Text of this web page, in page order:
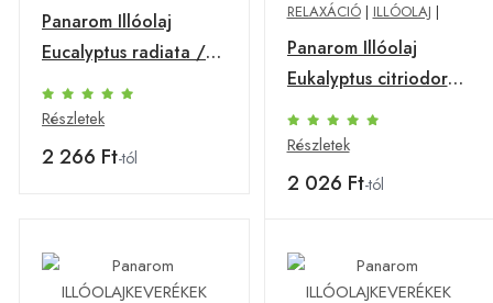
Panarom Illóolaj
Eucalyptus radiata /
Eukaliptusz radiata
illóolaj
Részletek
2 266 Ft-tól
RELAXÁCIÓ| ILLÓOLAJ |
Panarom Illóolaj
Eukalyptus citriodora
/ Vietnámi eukaliptusz
illóolaj Bio
Részletek
2 026 Ft-tól